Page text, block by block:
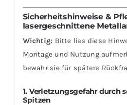
Sicherheitshinweise &
lasergeschnittene
Wichtig: Bitte lies diese
Montage und Nutzung
bewahr sie für spätere
1. Verletzungsgefahr durch
Spitzen